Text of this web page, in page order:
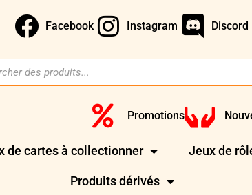
Facebook Instagram Discord
Promotions
de cartes à collectionner Jeux de
Produits dérivés